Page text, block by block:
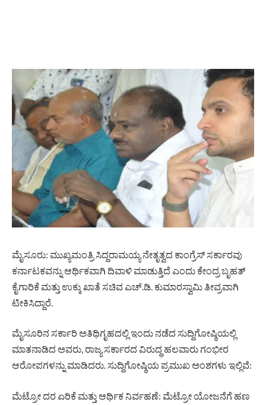
ಮೈಸೂರು: ಮುಖ್ಯಮಂತ್ರಿ ಸಿದ್ದರಾಮಯ್ಯ ನೇತೃತ್ವದ ಕಾಂಗ್ರೆಸ್ ಸರ್ಕಾರವು
ಕರ್ನಾಟಕವನ್ನು ಆರ್ಥಿಕವಾಗಿ ದಿವಾಳಿ ಮಾಡುತ್ತಿದೆ ಎಂದು ಕೇಂದ್ರ ಬೃಹತ್
ಕೈಗಾರಿಕೆ ಮತ್ತು ಉಕ್ಕು ಖಾತೆ ಸಚಿವ ಎಚ್.ಡಿ. ಕುಮಾರಸ್ವಾಮಿ ತೀವ್ರವಾಗಿ
ಟೀಕಿಸಿದ್ದಾರೆ.
ಮೈಸೂರಿನ ಸರ್ಕಾರಿ ಅತಿಥಿಗೃಹದಲ್ಲಿ ಇಂದು ನಡೆದ ಸುದ್ದಿಗೋಷ್ಠಿಯಲ್ಲಿ
ಮಾತನಾಡಿದ ಅವರು, ರಾಜ್ಯ ಸರ್ಕಾರದ ವಿರುದ್ಧ ಹಲವಾರು ಗಂಭೀರ
ಆರೋಪಗಳನ್ನು ಮಾಡಿದರು. ಸುದ್ದಿಗೋಷ್ಠಿಯ ಪ್ರಮುಖ ಅಂಶಗಳು ಇಲ್ಲಿವೆ:
ಮೆಟ್ರೋ ದರ ಏರಿಕೆ ಮತ್ತು ಆರ್ಥಿಕ ನಿರ್ವಹಣೆ: ಮೆಟ್ರೋ ಯೋಜನೆಗೆ ಹಣ